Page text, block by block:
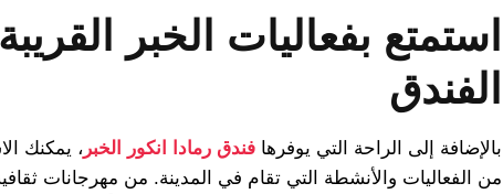
استمتع بفعاليات الخبر
الفندق
بالإضافة إلى الراحة التي يوفرها فندق رمادا انكور الخبر ، يمكنك
من الفعاليات والأنشطة التي تقام في المدينة. من مهرجانات